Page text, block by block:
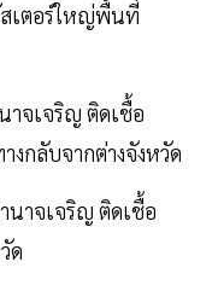
สเตอร์ใหญ่พื้นที่
าจเจริญ ติดเชื้อ
งกลับจากต่างจังหวัด
นาจเจริญ ติดเชื้อ
ด